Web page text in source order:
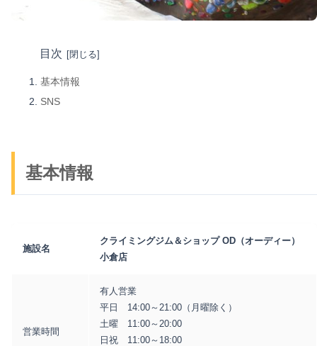
目次
基本情報
SNS
基本情報
施設名
クライミングジム＆ショップ OD（オーディー）
小倉店
営業時間
有人営業
平日 14:00～21:00（月曜除く）
土曜 11:00～20:00
日祝 11:00～18:00